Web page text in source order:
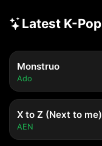
Latest K-
Monstruo
Ado
X to Z (Next to
AEN